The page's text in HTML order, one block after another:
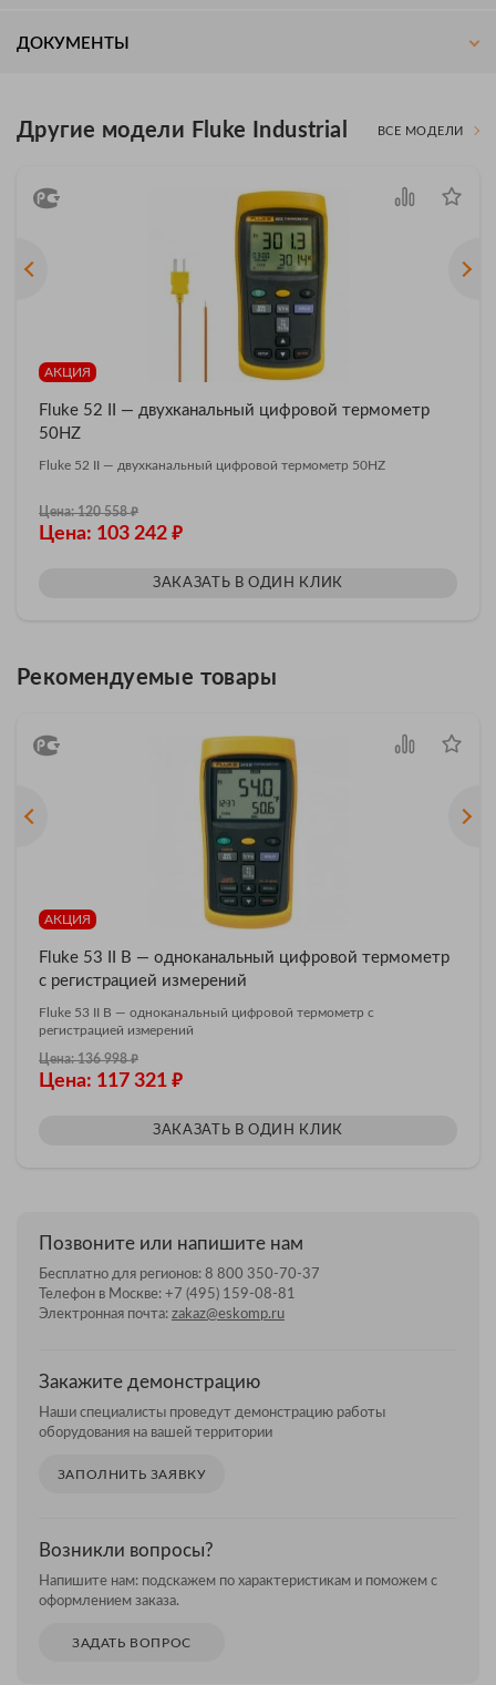
ДОКУМЕНТЫ
Другие модели Fluke Industrial ВСЕ МОДЕЛИ
АКЦИЯ
Fluke 52 II — двухканальный цифровой термометр
50HZ
Fluke 52 II — двухканальный цифровой термометр 50HZ
Цена: 120 558₽
Цена: 103 242 ₽
ЗАКАЗАТЬ В ОДИН КЛИК
Рекомендуемые товары
АКЦИЯ
Fluke 53 II B — одноканальный цифровой термометр
с регистрацией измерений
Fluke 53 II B — одноканальный цифровой термометр с
регистрацией измерений
Цена: 136 998₽
Цена: 117 321 ₽
ЗАКАЗАТЬ В ОДИН КЛИК
Позвоните или напишите нам
Бесплатно для регионов: 8 800 350-70-37
Телефон в Москве: +7 (495) 159-08-81
Электронная почта: zakaz@eskomp.ru
Закажите демонстрацию
Наши специалисты проведут демонстрацию работы
оборудования на вашей территории
ЗАПОЛНИТЬ ЗАЯВКУ
Возникли вопросы?
Напишите нам: подскажем по характеристикам и поможем с
оформлением заказа.
ЗАДАТЬ ВОПРОС